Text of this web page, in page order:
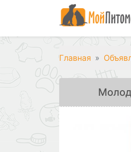
Главная